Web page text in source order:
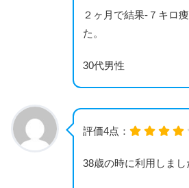
２ヶ月で結果-７キロ
た。
30代男性
評価4点：
38歳の時に利用しまし